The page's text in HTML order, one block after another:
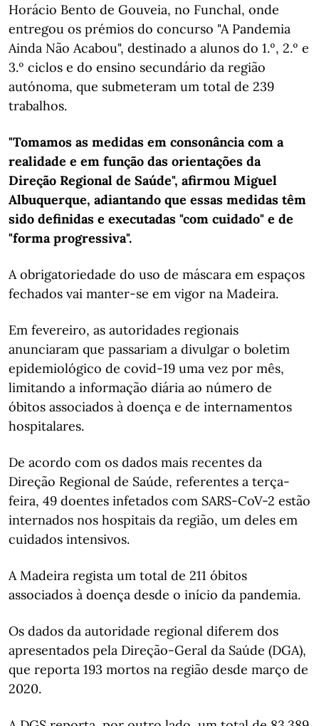
Horácio Bento de Gouveia, no Funchal, onde
entregou os prémios do concurso "A Pandemia
Ainda Não Acabou", destinado a alunos do 1.º, 2.º e
3.º ciclos e do ensino secundário da região
autónoma, que submeteram um total de 239
trabalhos.
"Tomamos as medidas em consonância com a
realidade e em função das orientações da
Direção Regional de Saúde", afirmou Miguel
Albuquerque, adiantando que essas medidas têm
sido definidas e executadas "com cuidado" e de
"forma progressiva".
A obrigatoriedade do uso de máscara em espaços
fechados vai manter-se em vigor na Madeira.
Em fevereiro, as autoridades regionais
anunciaram que passariam a divulgar o boletim
epidemiológico de covid-19 uma vez por mês,
limitando a informação diária ao número de
óbitos associados à doença e de internamentos
hospitalares.
De acordo com os dados mais recentes da
Direção Regional de Saúde, referentes a terça-
feira, 49 doentes infetados com SARS-CoV-2 estão
internados nos hospitais da região, um deles em
cuidados intensivos.
A Madeira regista um total de 211 óbitos
associados à doença desde o início da pandemia.
Os dados da autoridade regional diferem dos
apresentados pela Direção-Geral da Saúde (DGA),
que reporta 193 mortos na região desde março de
2020.